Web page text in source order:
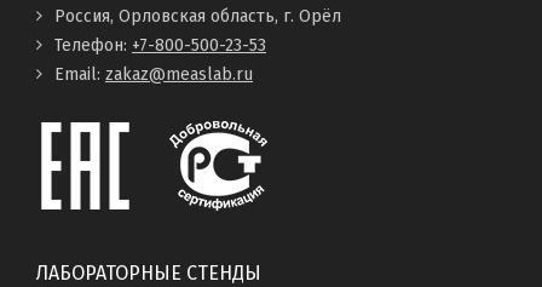
Россия, Орловская область, г. Орёл
Телефон: +7-800-500-23-53
Email: zakaz@measlab.ru
ЛАБОРАТОРНЫЕ СТЕНДЫ